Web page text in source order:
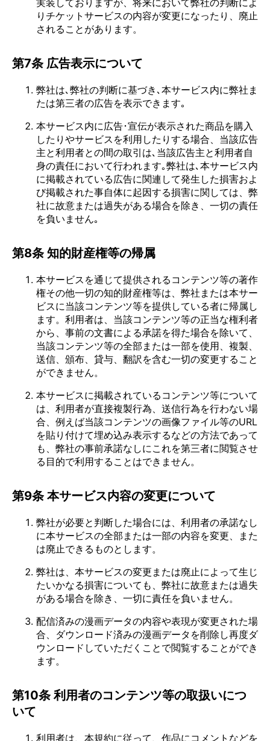
実装しておりますが、将来において弊社の判断によ
りチケットサービスの内容が変更になったり、廃止
されることがあります。
第7条 広告表示について
弊社は､弊社の判断に基づき､本サービス内に弊社ま
たは第三者の広告を表示できます｡
本サービス内に広告･宣伝が表示された商品を購入
したりやサービスを利用したりする場合、当該広告
主と利用者との間の取引は､当該広告主と利用者自
身の責任において行われます｡弊社は､本サービス内
に掲載されている広告に関連して発生した損害およ
び掲載された事自体に起因する損害に関しては、弊
社に故意または過失がある場合を除き、一切の責任
を負いません｡
第8条 知的財産権等の帰属
本サービスを通じて提供されるコンテンツ等の著作
権その他一切の知的財産権等は、弊社または本サー
ビスに当該コンテンツ等を提供している者に帰属し
ます。利用者は、当該コンテンツ等の正当な権利者
から、事前の文書による承諾を得た場合を除いて、
当該コンテンツ等の全部または一部を使用、複製、
送信、頒布、貸与、翻訳を含む一切の変更すること
ができません。
本サービスに掲載されているコンテンツ等について
は、利用者が直接複製行為、送信行為を行わない場
合、例えば当該コンテンツの画像ファイル等のURL
を貼り付けて埋め込み表示するなどの方法であって
も、弊社の事前承諾なしにこれを第三者に閲覧させ
る目的で利用することはできません。
第9条 本サービス内容の変更について
弊社が必要と判断した場合には、利用者の承諾なし
に本サービスの全部または一部の内容を変更、また
は廃止できるものとします。
弊社は、本サービスの変更または廃止によって生じ
たいかなる損害についても、弊社に故意または過失
がある場合を除き、一切に責任を負いません。
配信済みの漫画データの内容や表現が変更された場
合、ダウンロード済みの漫画データを削除し再度ダ
ウンロードしていただくことで閲覧することができ
ます。
第10条 利用者のコンテンツ等の取扱いにつ
いて
利用者は、本規約に従って、作品にコメントなどを